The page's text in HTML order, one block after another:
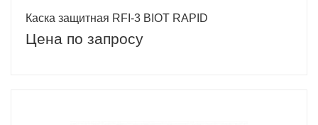
Каска защитная RFI-3 BIOT RAPID
Цена по запросу